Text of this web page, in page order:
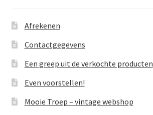
Afrekenen
Contactgegevens
Een greep uit de verkochte producten
Even voorstellen!
Mooie Troep – vintage webshop